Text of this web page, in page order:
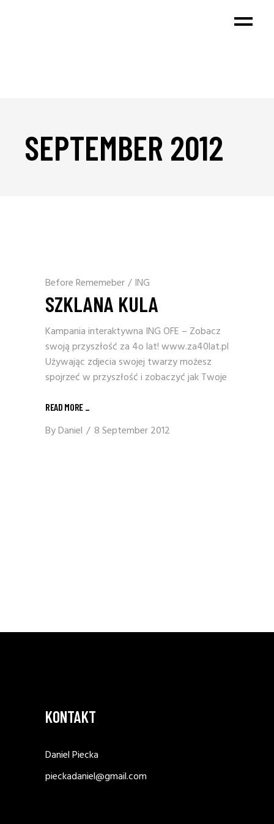
SEPTEMBER 2012
Before Rememeber/ ING
SZKLANA KULA
Kampania interaktywna ING OFE – Zobacz
swoją przyszłość za 4o lat! www.za40lat.pl
Używając zdjecia swojej twarzy możesz
spojrzeć w przyszłość i zobaczyć jak Twoje
READ MORE
ByDaniel 8 September 2012
KONTAKT
Daniel Piecka
pieckadaniel@gmail.com